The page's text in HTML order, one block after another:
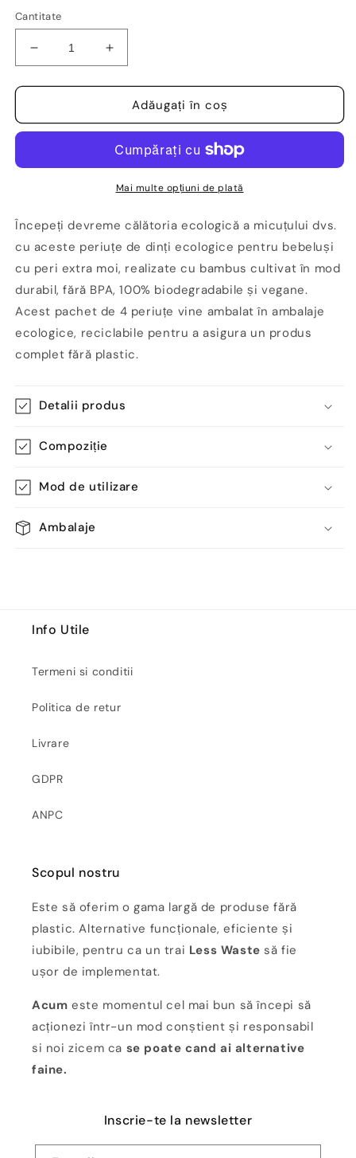
Cantitate
Reduceți
cantitatea
pentru
de
bambus
buc
Wild&amp;Stone
Creșteți
cantitatea
pentru
Periuță
de
din
bambus
pentru
buc
Wild&amp;Stone
Adăugați în coș
Mai multe opțiuni de plată
Începeți devreme călătoria ecologică a micuțului dvs.
cu aceste periuțe de dinți ecologice pentru bebeluși
cu peri extra moi, realizate cu bambus cultivat în mod
durabil, fără BPA, 100% biodegradabile și vegane.
Acest pachet de 4 periuțe vine ambalat în ambalaje
ecologice, reciclabile pentru a asigura un produs
complet fără plastic.
Detalii produs
Compoziție
Mod de utilizare
Ambalaje
Info Utile
Termeni si conditii
Politica de retur
Livrare
GDPR
ANPC
Scopul nostru
Este să oferim o gama largă de produse fără
plastic. Alternative funcționale, eficiente și
iubibile, pentru ca un trai Less Waste să fie
ușor de implementat.
Acum este momentul cel mai bun să începi să
acționezi într-un mod conștient și responsabil
si noi zicem ca se poate cand ai alternative
faine.
Inscrie-te la newsletter